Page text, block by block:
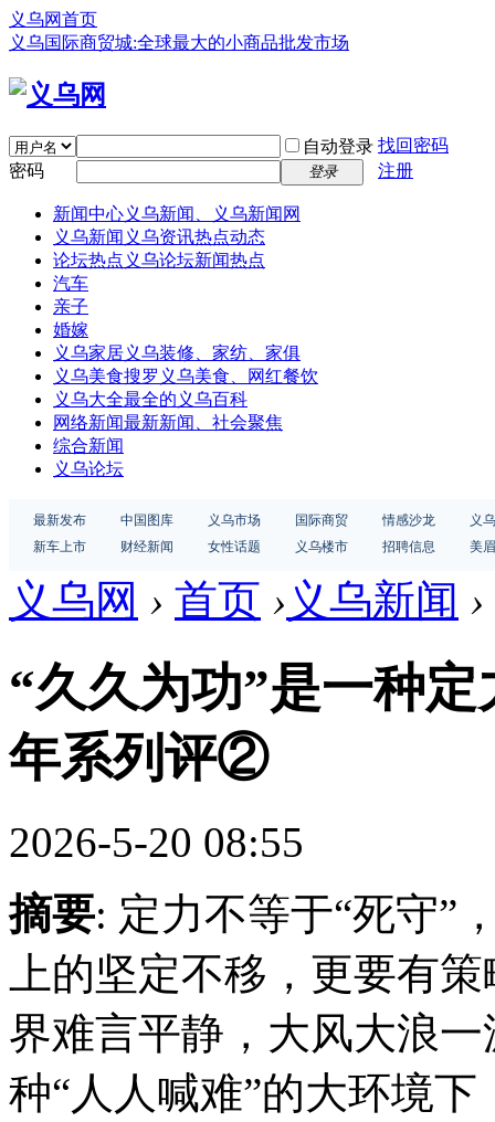
义乌网首页
义乌国际商贸城:全球最大的小商品批发市场
自动登录 找回密码
密码
登录 注册
新闻中心义乌新闻、义乌新闻网
义乌新闻 义乌资讯热点动态
论坛热点 义乌论坛新闻热点
汽车
亲子
婚嫁
义乌家居义乌装修、家纺、家俱
义乌美食搜罗义乌美食、网红餐饮
义乌大全最全的义乌百科
网络新闻最新新闻、社会聚焦
综合新闻
义乌论坛
最新发布 中国图库 义乌市场 国际商贸 情感沙龙
义
新车上市
财经新闻 女性话题 义乌楼市 招聘信息 美
义乌网 › 首页 › 义乌新闻 ›
“久久为功”是一种
年系列评②
2026-5-20 08:55
摘要: 定力不等于“死守”
上的坚定不移，更要有
界难言平静，大风大浪
种“人人喊难”的大环境